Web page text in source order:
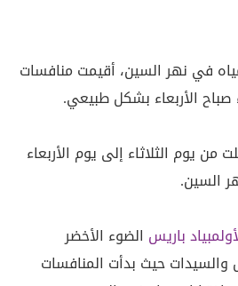
في نهر السين، أقيمت منافسات
صباح الأربعاء بشكل طبيعي.
من يوم الثلاثاء إلى يوم الأربعاء
السين.
باريس الضوء الأخضر
والسيدات حيث بدأت المنافسات